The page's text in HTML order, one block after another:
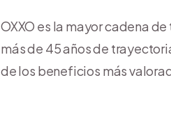
OXXO es la mayor cadena
más de 45 años de
de los beneficios más